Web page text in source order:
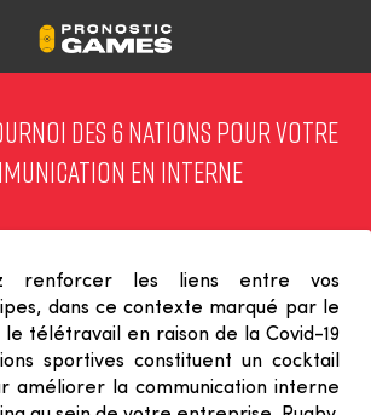
des 6 Nations pour votre
en interne
renforcer les liens entre vos
dans ce contexte marqué par le
télétravail en raison de la Covid-19
sportives constituent un cocktail
améliorer la communication interne